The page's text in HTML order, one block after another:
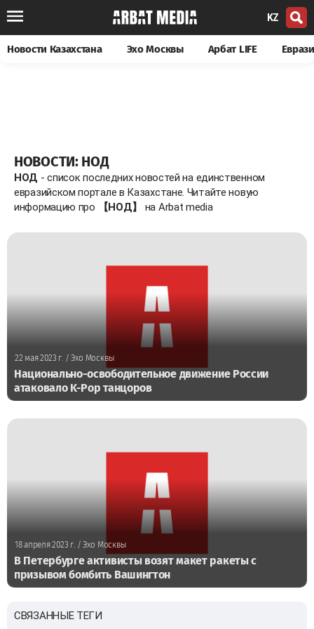
KZ
Новости Казахстана Эхо Москвы Арбат LIFE
НОВОСТИ: НОД
НОД - список последних новостей на единственном
евразийском портале в Казахстане. Читайте новую
информацию про
【НОД】 на Arbat media
22 мая 2023 г./ Эхо Москвы
Национально-освободительное движение России
атаковало K-Pop танцоров
18 апреля 2023 г./ Эхо Москвы
В Петербурге активисты возят макет ракеты с
призывом бомбить Вашингтон
СВЯЗАННЫЕ ТЕГИ